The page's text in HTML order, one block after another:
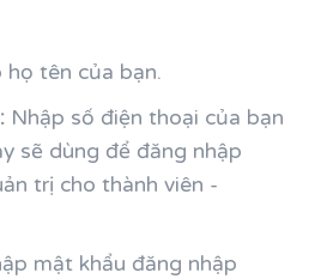
họ tên của bạn.
Nhập số điện thoại của bạn
sẽ dùng để đăng nhập
trị cho thành viên -
mật khẩu đăng nhập